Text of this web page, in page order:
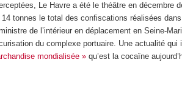
Le Havre a été le théâtre en décembre
tonnes le total des confiscations réalisées dans
de l’intérieur en déplacement en Seine-
du complexe portuaire. Une actualité
mondialisée » qu’est la cocaïne